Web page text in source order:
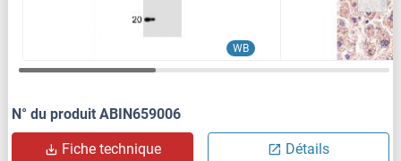
WB
N° du produit ABIN659006
Fiche technique Détails